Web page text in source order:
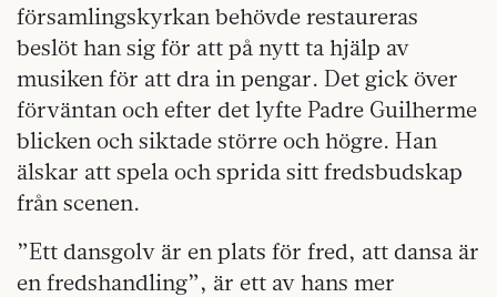
församlingskyrkan behövde restaureras
beslöt han sig för att på nytt ta hjälp av
musiken för att dra in pengar. Det gick över
förväntan och efter det lyfte Padre Guilherme
blicken och siktade större och högre. Han
älskar att spela och sprida sitt fredsbudskap
från scenen.
”Ett dansgolv är en plats för fred, att dansa är
en fredshandling”, är ett av hans mer